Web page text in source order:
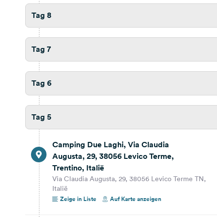
Tag 2
Gelderland, Nederland
Auf Karte anzeigen
Tag 1
Tag 8
Tag 7
Tag 6
Tag 5
Camping Due Laghi, Via Claudia
Augusta, 29, 38056 Levico Terme,
Trentino, Italië
Via Claudia Augusta, 29, 38056 Levico Terme TN,
Italië
Zeige in Liste
Auf Karte anzeigen